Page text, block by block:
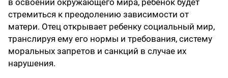
стремиться к преодолению зависимости от
матери. Отец открывает ребенку социальный мир,
транслируя ему его нормы и требования, систему
моральных запретов и санкций в случае их
нарушения.